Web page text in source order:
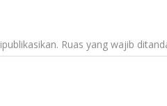
Ruas yang wajib